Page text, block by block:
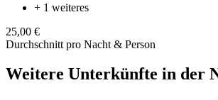
+ 1 weiteres
25,00 €
Durchschnitt pro Nacht & Person
Weitere Unterkünfte in der